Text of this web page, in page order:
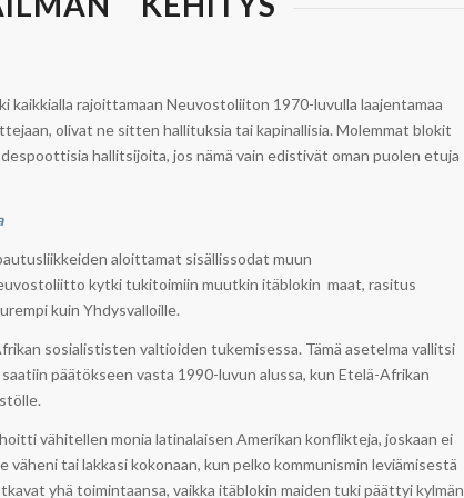
kaikkialla rajoittamaan Neuvostoliiton 1970-luvulla laajentamaa
olivat ne sitten hallituksia tai kapinallisia. Molemmat blokit
hallitsijoita, jos nämä vain edistivät oman puolen etuja
aloittamat sisällissodat muun
kytki tukitoimiin muutkin itäblokin maat, rasitus
kuin Yhdysvalloille.
sosialististen valtioiden tukemisessa. Tämä asetelma vallitsi
päätökseen vasta 1990-luvun alussa, kun Etelä-Afrikan
vähitellen monia latinalaisen Amerikan konflikteja, joskaan ei
tai lakkasi kokonaan, kun pelko kommunismin leviämisestä
yhä toimintaansa, vaikka itäblokin maiden tuki päättyi kylmän